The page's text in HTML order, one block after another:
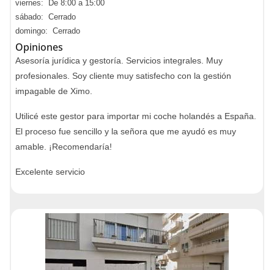
viernes: De 8:00 a 15:00
sábado: Cerrado
domingo: Cerrado
Opiniones
Asesoría jurídica y gestoría. Servicios integrales. Muy
profesionales. Soy cliente muy satisfecho con la gestión
impagable de Ximo.
Utilicé este gestor para importar mi coche holandés a España.
El proceso fue sencillo y la señora que me ayudó es muy
amable. ¡Recomendaría!
Excelente servicio